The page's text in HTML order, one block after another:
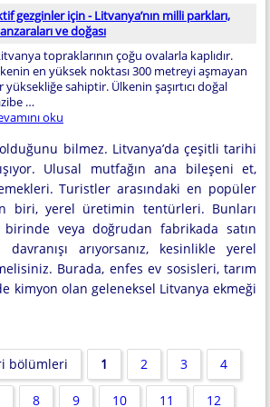
gezginler için - Litvanya’nın milli parkları,
ve doğası
topraklarının çoğu ovalarla kaplıdır.
en yüksek noktası 300 metreyi aşmayan
yüksekliğe sahiptir. Ülkenin şaşırtıcı doğal
…
oku
bilmez. Litvanya’da çeşitli tarihi
Ulusal mutfağın ana bileşeni et,
Turistler arasındaki en popüler
biri, yerel üretimin tentürleri. Bunları
birinde veya doğrudan fabrikada satın
arıyorsanız, kesinlikle yerel
Burada, enfes ev sosisleri, tarım
kimyon olan geleneksel Litvanya ekmeği
bölümleri 1 2 3 4
8 9 10 11 12